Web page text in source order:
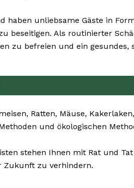
haben unliebsame Gäste in
beseitigen. Als routinierter
zu befreien und ein
Ratten, Mäuse,
und ökologischen
stehen Ihnen mit Rat und
Zukunft zu verhindern.